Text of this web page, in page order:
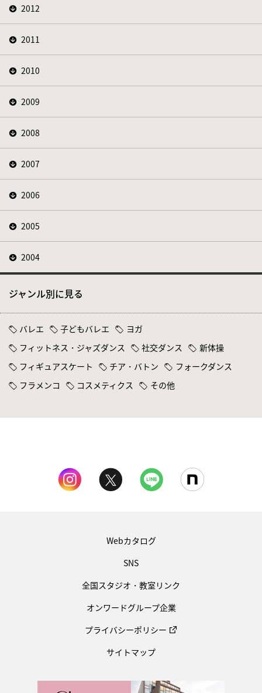
2012
2011
2010
2009
2008
2007
2006
2005
2004
ジャンル別に見る
バレエ 子どもバレエ
ヨガ
フィットネス・ジャズダンス
社交ダンス
新体操
フィギュアスケート
チア・バトン
フォークダンス
フラメンコ
コスメティクス その他
Webカタログ
SNS
全国スタジオ・教室リンク
オンワードグループ企業
プライバシーポリシー
サイトマップ